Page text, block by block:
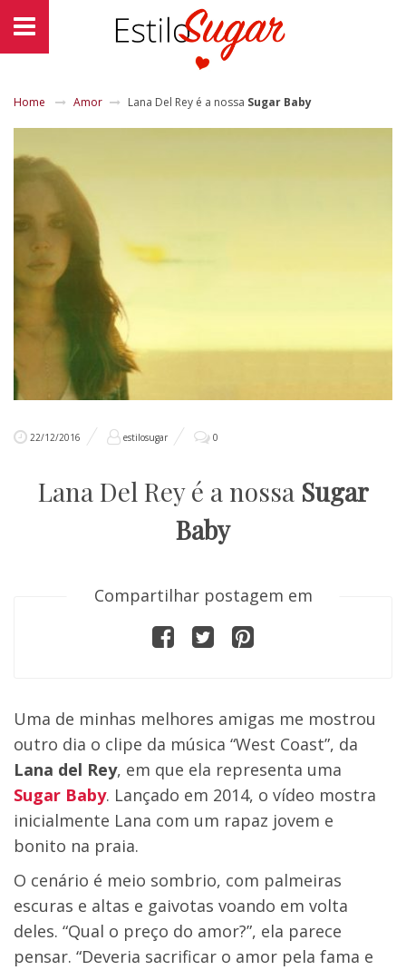
Home Amor Lana Del Rey é a nossa Sugar Baby
22/12/2016 estilosugar 0
Lana Del Rey é a nossa Sugar
Baby
Compartilhar postagem em
Uma de minhas melhores amigas me mostrou
outro dia o clipe da música “West Coast”, da
Lana del Rey, em que ela representa uma
Sugar Baby. Lançado em 2014, o vídeo mostra
inicialmente Lana com um rapaz jovem e
bonito na praia.
O cenário é meio sombrio, com palmeiras
escuras e altas e gaivotas voando em volta
deles. “Qual o preço do amor?”, ela parece
pensar. “Deveria sacrificar o amor pela fama e